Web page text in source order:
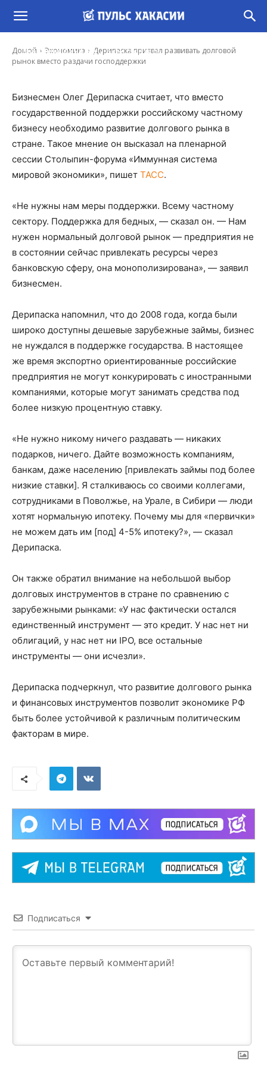
Домой Экономика
Дерипаска призвал развивать долговой
рынок вместо раздачи господдержки
Дерипаска призвал развивать долговой
рынок вместо раздачи господдержки
Владимир Данилов - 4 Сен, 2020 14:08
Бизнесмен Олег Дерипаска считает, что вместо
государственной поддержки российскому частному
бизнесу необходимо развитие долгового рынка в
стране. Такое мнение он высказал на пленарной
сессии Столыпин-форума «Иммунная система
мировой экономики», пишет ТАСС.
«Не нужны нам меры поддержки. Всему частному
сектору. Поддержка для бедных, — сказал он. — Нам
нужен нормальный долговой рынок — предприятия не
в состоянии сейчас привлекать ресурсы через
банковскую сферу, она монополизирована», — заявил
бизнесмен.
Дерипаска напомнил, что до 2008 года, когда были
широко доступны дешевые зарубежные займы, бизнес
не нуждался в поддержке государства. В настоящее
же время экспортно ориентированные российские
предприятия не могут конкурировать с иностранными
компаниями, которые могут занимать средства под
более низкую процентную ставку.
«Не нужно никому ничего раздавать — никаких
подарков, ничего. Дайте возможность компаниям,
банкам, даже населению [привлекать займы под более
низкие ставки]. Я сталкиваюсь со своими коллегами,
сотрудниками в Поволжье, на Урале, в Сибири — люди
хотят нормальную ипотеку. Почему мы для «первички»
не можем дать им [под] 4-5% ипотеку?», — сказал
Дерипаска.
Он также обратил внимание на небольшой выбор
долговых инструментов в стране по сравнению с
зарубежными рынками: «У нас фактически остался
единственный инструмент — это кредит. У нас нет ни
облигаций, у нас нет ни IPO, все остальные
инструменты — они исчезли».
Дерипаска подчеркнул, что развитие долгового рынка
и финансовых инструментов позволит экономике РФ
быть более устойчивой к различным политическим
факторам в мире.
Подписаться